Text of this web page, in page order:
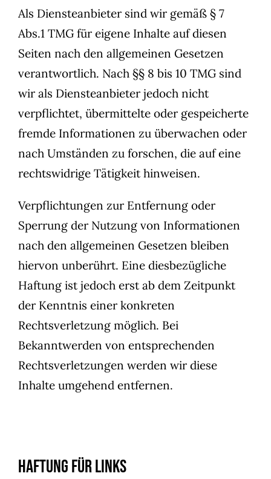
Als Diensteanbieter sind wir gemäß § 7
Abs.1 TMG für eigene Inhalte auf diesen
Seiten nach den allgemeinen Gesetzen
verantwortlich. Nach §§ 8 bis 10 TMG sind
wir als Diensteanbieter jedoch nicht
verpflichtet, übermittelte oder gespeicherte
fremde Informationen zu überwachen oder
nach Umständen zu forschen, die auf eine
rechtswidrige Tätigkeit hinweisen.
Verpflichtungen zur Entfernung oder
Sperrung der Nutzung von Informationen
nach den allgemeinen Gesetzen bleiben
hiervon unberührt. Eine diesbezügliche
Haftung ist jedoch erst ab dem Zeitpunkt
der Kenntnis einer konkreten
Rechtsverletzung möglich. Bei
Bekanntwerden von entsprechenden
Rechtsverletzungen werden wir diese
Inhalte umgehend entfernen.
Haftung für Links